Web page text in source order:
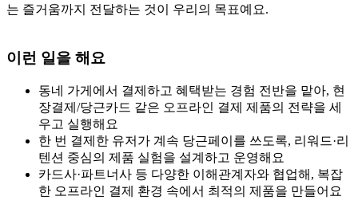
는 즐거움까지 전달하는 것이 우리의 목표예요.
이런 일을 해요
동네 가게에서 결제하고 혜택받는 경험 전반을 맡아, 현
장결제/당근카드 같은 오프라인 결제 제품의 전략을 세
우고 실행해요
한 번 결제한 유저가 계속 당근페이를 쓰도록, 리워드·리
텐션 중심의 제품 실험을 설계하고 운영해요
카드사·파트너사 등 다양한 이해관계자와 협업해, 복잡
한 오프라인 결제 환경 속에서 최적의 제품을 만들어요